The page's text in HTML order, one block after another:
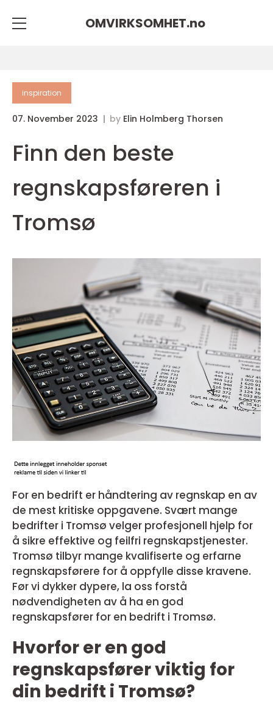
OMVIRKSOMHET.no
inspiration
07. November 2023 by Elin Holmberg Thorsen
Finn den beste
regnskapsføreren i
Tromsø
For en bedrift er håndtering av regnskap en av
de mest kritiske oppgavene. Svært mange
bedrifter i Tromsø velger profesjonell hjelp for
å sikre effektive og feilfri regnskapstjenester.
Tromsø tilbyr mange kvalifiserte og erfarne
regnskapsførere for å oppfylle disse kravene.
Før vi dykker dypere, la oss forstå
nødvendigheten av å ha en god
regnskapsfører for en bedrift i Tromsø.
Hvorfor er en god
regnskapsfører viktig for
din bedrift i Tromsø?